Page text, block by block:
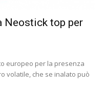
Neostick top per
europeo per la presenza
volatile, che se inalato può